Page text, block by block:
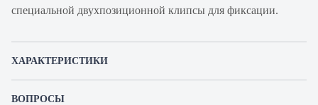
специальной двухпозиционной клипсы для фиксации.
ХАРАКТЕРИСТИКИ
ВОПРОСЫ